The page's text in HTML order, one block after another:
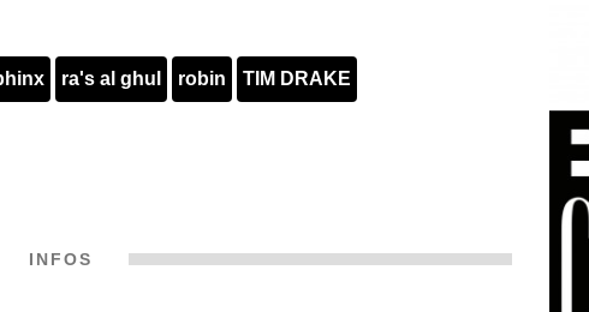
ra's al ghul robin TIM DRAKE
INFOS